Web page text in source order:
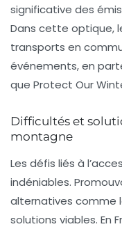
significative des
Dans cette optique,
transports en
événements, en
que Protect Our
Difficultés et
montagne
Les défis liés à l’
indéniables.
alternatives comme
solutions viables. En